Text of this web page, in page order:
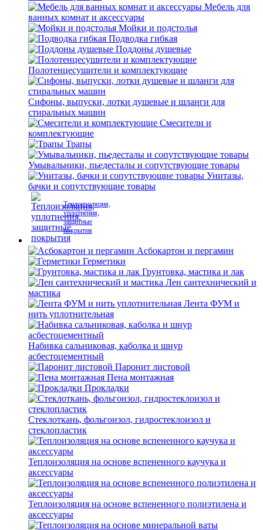
Мебель для
ванных комнат и аксессуары
Мойки и подстолья
Подводка гибкая
Поддоны душевые
Полотенцесушители и комплектующие
Сифоны, выпуски, лотки душевые и шланги для
стиральных машин
Смесители и
комплектующие
Трапы
Умывальники, пьедесталы и сопутствующие товары
Унитазы,
бачки и сопутствующие товары
Теплоизоляция,
уплотнения,
защитные
покрытия
Асбокартон и пергамин
Герметики
Грунтовка, мастика и лак
Лен сантехнический и
мастика
Лента ФУМ и
нить уплотнительная
Набивка сальниковая, каболка и шнур
асбестоцементный
Паронит листовой
Пена монтажная
Прокладки
Стеклоткань, фольгоизол, гидростеклоизол и
стеклопластик
Теплоизоляция на основе вспененного каучука и
аксессуары
Теплоизоляция на основе вспененного полиэтилена и
аксессуары